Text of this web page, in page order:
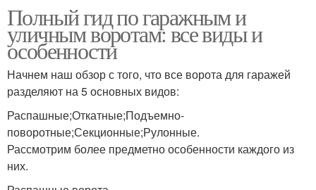
Полный гид по гаражным и
уличным воротам: все виды и
особенности
Начнем наш обзор с того, что все ворота для гаражей
разделяют на 5 основных видов:
Распашные;Откатные;Подъемно-
поворотные;Секционные;Рулонные.
Рассмотрим более предметно особенности каждого из
них.